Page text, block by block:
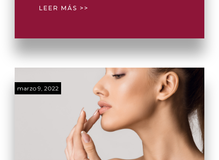
LEER MÁS >>
marzo 9, 2022